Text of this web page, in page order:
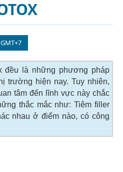
đều là những phương pháp
trường hiện nay. Tuy nhiên,
tâm đến lĩnh vực này chắc
thắc mắc như: Tiêm filler
nhau ở điểm nào, có công